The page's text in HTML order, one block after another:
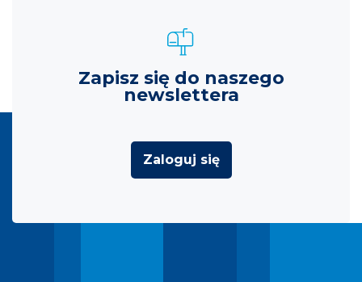
Zapisz się do naszego
newslettera
Zaloguj się